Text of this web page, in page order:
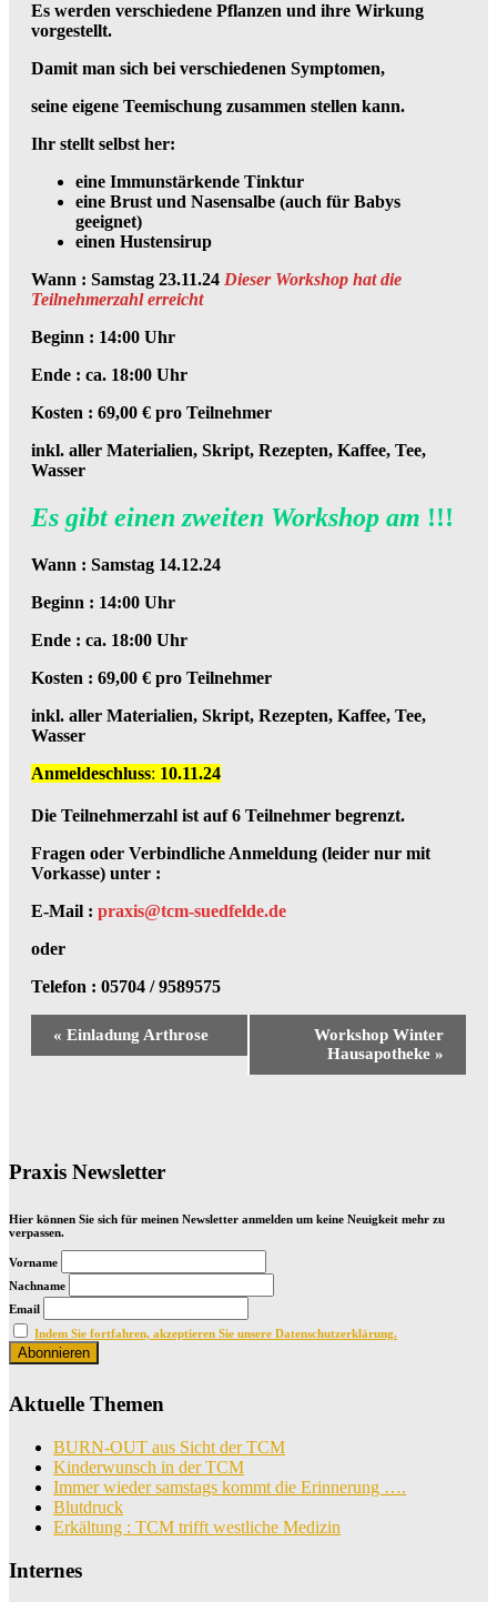
Es werden verschiedene Pflanzen und ihre Wirkung
vorgestellt.
Damit man sich bei verschiedenen Symptomen,
seine eigene Teemischung zusammen stellen kann.
Ihr stellt selbst her:
eine Immunstärkende Tinktur
eine Brust und Nasensalbe (auch für Babys
geeignet)
einen Hustensirup
Wann : Samstag 23.11.24 Dieser Workshop hat die
Teilnehmerzahl erreicht
Beginn : 14:00 Uhr
Ende : ca. 18:00 Uhr
Kosten : 69,00 € pro Teilnehmer
inkl. aller Materialien, Skript, Rezepten, Kaffee, Tee,
Wasser
Es gibt einen zweiten Workshop am !!!
Wann : Samstag 14.12.24
Beginn : 14:00 Uhr
Ende : ca. 18:00 Uhr
Kosten : 69,00 € pro Teilnehmer
inkl. aller Materialien, Skript, Rezepten, Kaffee, Tee,
Wasser
Anmeldeschluss: 10.11.24
Die Teilnehmerzahl ist auf 6 Teilnehmer begrenzt.
Fragen oder Verbindliche Anmeldung (leider nur mit
Vorkasse) unter :
E-Mail : praxis@tcm-suedfelde.de
oder
Telefon : 05704 / 9589575
Veranstaltung-
« Einladung Arthrose
Workshop Winter
Hausapotheke »
Praxis Newsletter
Hier können Sie sich für meinen Newsletter anmelden um keine Neuigkeit mehr zu
verpassen.
Vorname
Nachname
Email
Indem Sie fortfahren, akzeptieren Sie unsere Datenschutzerklärung.
Aktuelle Themen
BURN-OUT aus Sicht der TCM
Kinderwunsch in der TCM
Immer wieder samstags kommt die Erinnerung ….
Blutdruck
Erkältung : TCM trifft westliche Medizin
Internes